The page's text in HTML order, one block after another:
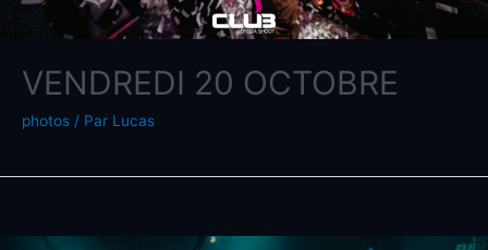
VENDREDI 20 OCTOBRE
photos / Par Lucas